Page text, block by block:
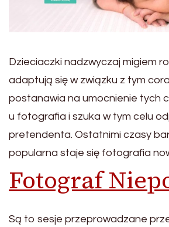
Dzieciaczki nadzwyczaj migiem
adaptują się w związku z tym
postanawia na umocnienie tych
u fotografia i szuka w tym celu
pretendenta. Ostatnimi czasy
popularna staje się fotografia
Fotograf
Są to sesje przeprowadzane